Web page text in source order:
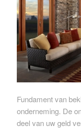
Fundament van
onderneming. De
deel van uw geld